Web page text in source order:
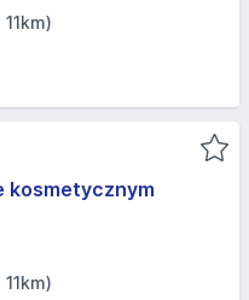
kosmetycznym